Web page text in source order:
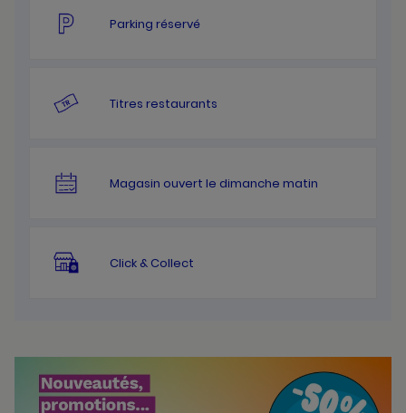
Parking réservé
Titres restaurants
Magasin ouvert le dimanche matin
Click & Collect